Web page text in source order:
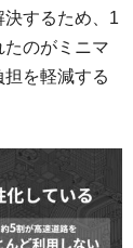
するため、1
たのがミニマ
を軽減する